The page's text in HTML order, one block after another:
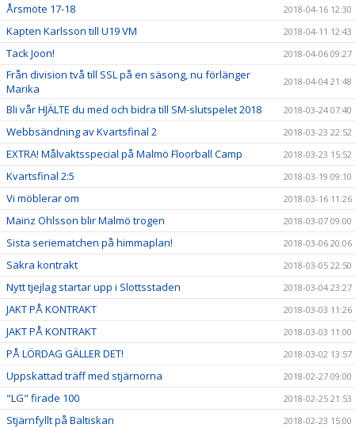
Årsmöte 17-18 2018-04-16 12:30
Kapten Karlsson till U19 VM 2018-04-11 12:43
Tack Joon! 2018-04-06 09:27
Från division två till SSL på en säsong, nu förlänger
Marika
2018-04-04 21:48
Bli vår HJÄLTE du med och bidra till SM-slutspelet 2018 2018-03-24 07:40
Webbsändning av Kvartsfinal 2 2018-03-23 22:52
EXTRA! Målvaktsspecial på Malmö Floorball Camp 2018-03-23 15:52
Kvartsfinal 2:5 2018-03-19 09:10
Vi möblerar om 2018-03-16 11:26
Mainz Ohlsson blir Malmö trogen 2018-03-07 09:00
Sista seriematchen på himmaplan! 2018-03-06 20:06
Säkra kontrakt 2018-03-05 22:50
Nytt tjejlag startar upp i Slottsstaden 2018-03-04 23:27
JAKT PÅ KONTRAKT 2018-03-03 11:26
JAKT PÅ KONTRAKT 2018-03-03 11:00
PÅ LÖRDAG GÄLLER DET! 2018-03-02 13:57
Uppskattad träff med stjärnorna 2018-02-27 09:00
"LG" firade 100 2018-02-25 21:53
Stjärnfyllt på Baltiskan 2018-02-23 15:00